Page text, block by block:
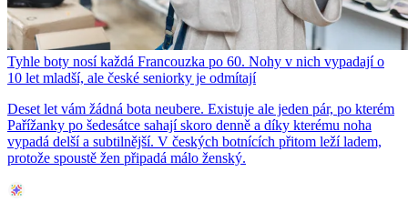
Tyhle boty nosí každá Francouzka po 60. Nohy v nich vypadají o
10 let mladší, ale české seniorky je odmítají
Deset let vám žádná bota neubere. Existuje ale jeden pár, po kterém
Pařížanky po šedesátce sahají skoro denně a díky kterému noha
vypadá delší a subtilnější. V českých botnících přitom leží ladem,
protože spoustě žen připadá málo ženský.